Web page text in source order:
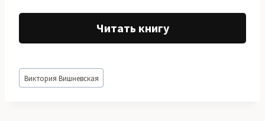
Читать книгу
Метки
записи:
Виктория Вишневская